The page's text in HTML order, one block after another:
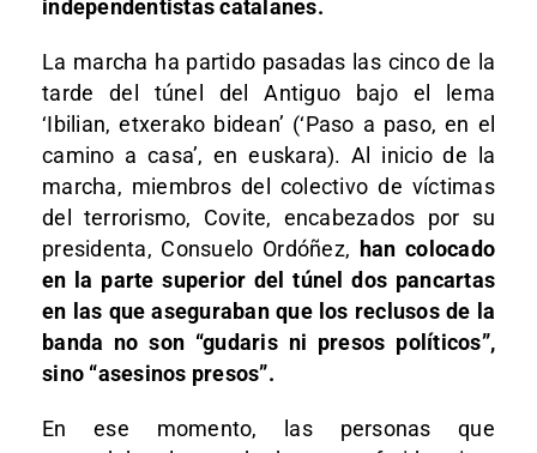
independentistas catalanes.
La marcha ha partido pasadas las cinco de la
tarde del túnel del Antiguo bajo el lema
‘Ibilian, etxerako bidean’ (‘Paso a paso, en el
camino a casa’, en euskara). Al inicio de la
marcha, miembros del colectivo de víctimas
del terrorismo, Covite, encabezados por su
presidenta, Consuelo Ordóñez, han colocado
en la parte superior del túnel dos pancartas
en las que aseguraban que los reclusos de la
banda no son “gudaris ni presos políticos”,
sino “asesinos presos”.
En ese momento, las personas que